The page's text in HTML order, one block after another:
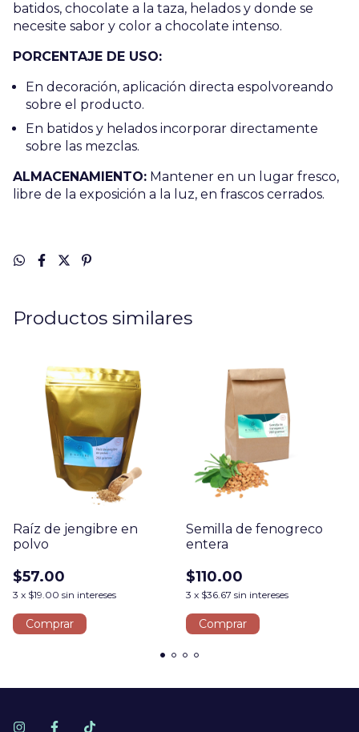
batidos, chocolate a la taza, helados y donde se
necesite sabor y color a chocolate intenso.
PORCENTAJE DE USO:
En decoración, aplicación directa espolvoreando
sobre el producto.
En batidos y helados incorporar directamente
sobre las mezclas.
ALMACENAMIENTO: Mantener en un lugar fresco,
libre de la exposición a la luz, en frascos cerrados.
Productos similares
Raíz de jengibre en
polvo
$57.00
3 x $19.00 sin intereses
Comprar
Semilla de fenogreco
entera
$110.00
3 x $36.67 sin intereses
Comprar